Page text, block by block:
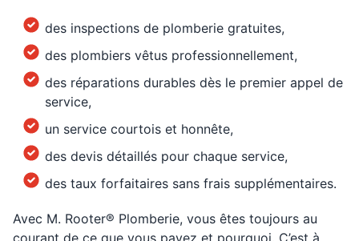
des inspections de plomberie gratuites,
des plombiers vêtus professionnellement,
des réparations durables dès le premier appel de
service,
un service courtois et honnête,
des devis détaillés pour chaque service,
des taux forfaitaires sans frais supplémentaires.
Avec M. Rooter® Plomberie, vous êtes toujours au